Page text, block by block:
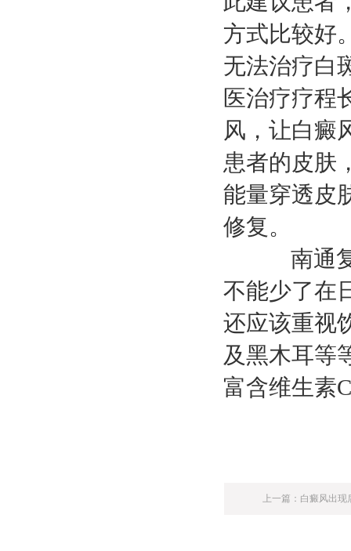
方式比较好
无法治疗白
医治疗疗程
风，让白癜
患者的皮肤
能量穿透皮
修复。
南通复
不能少了在
还应该重视
及黑木耳等
富含维生素
上一篇： 白癜风出现